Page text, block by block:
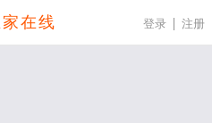
在线 登录 注册